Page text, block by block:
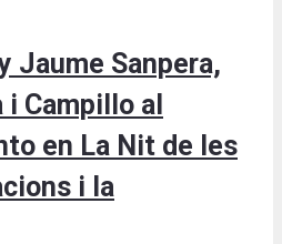
Jaume Sanpera,
Campillo al
en La Nit de les
i la